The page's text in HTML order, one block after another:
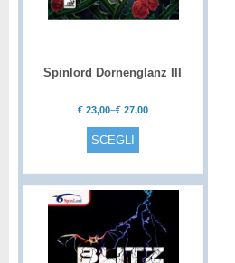
Spinlord Dornenglanz III
€ 23,00–€ 27,00
SCEGLI